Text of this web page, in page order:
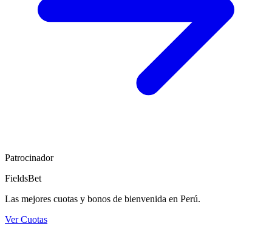
Patrocinador
FieldsBet
Las mejores cuotas y bonos de bienvenida en Perú.
Ver Cuotas